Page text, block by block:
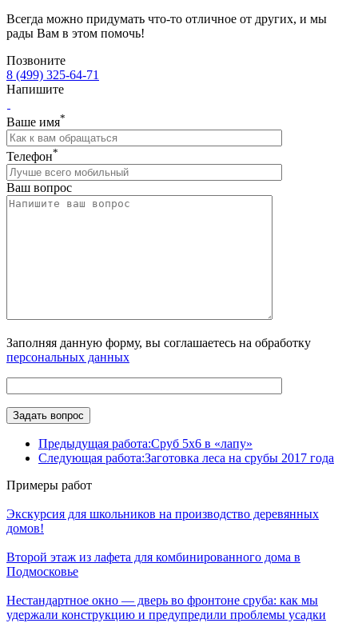
Всегда можно придумать что-то отличное от других, и мы
рады Вам в этом помочь!
Позвоните
8 (499) 325-64-71
Напишите
Ваше имя*
Телефон*
Ваш вопрос
Заполняя данную форму, вы соглашаетесь на обработку
персональных данных
Предыдущая работа:Сруб 5х6 в «лапу»
Следующая работа:Заготовка леса на срубы 2017 года
Примеры работ
Экскурсия для школьников на производство деревянных
домов!
Второй этаж из лафета для комбинированного дома в
Подмосковье
Нестандартное окно — дверь во фронтоне сруба: как мы
удержали конструкцию и предупредили проблемы усадки